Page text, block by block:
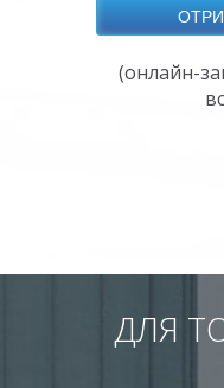
(онлайн-
ДЛЯ